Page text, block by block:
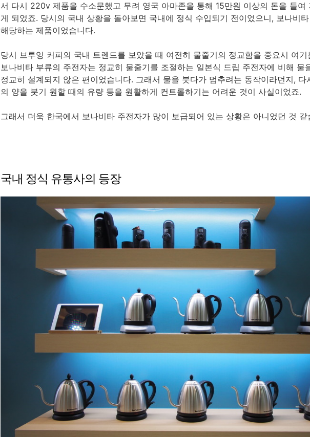
서 다시 220v 제품을 수소문했고 무려 영국 아마존을 통해 15만원 이상의 돈을 들여
게 되었죠. 당시의 국내 상황을 돌아보면 국내에 정식 수입되기 전이었으니, 보나비
해당하는 제품이었습니다.
당시 브루잉 커피의 국내 트렌드를 보았을 때 여전히 물줄기의 정교함을 중요시 여
보나비타 부류의 주전자는 정교히 물줄기를 조절하는 일본식 드립 주전자에 비해 물
정교히 설계되지 않은 편이었습니다. 그래서 물을 붓다가 멈추려는 동작이라던지,
의 양을 붓기 원할 때의 유량 등을 원활하게 컨트롤하기는 어려운 것이 사실이었죠.
그래서 더욱 한국에서 보나비타 주전자가 많이 보급되어 있는 상황은 아니었던 것 같
국내 정식 유통사의 등장